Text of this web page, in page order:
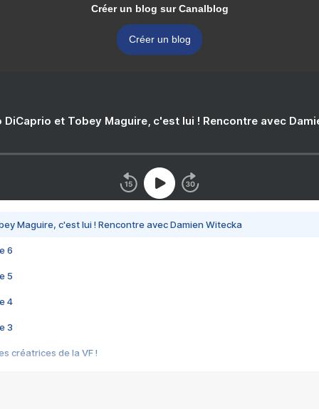
Créer un blog sur Canalblog
Créer un blog
DiCaprio et Tobey Maguire, c'est lui ! Rencontre avec
Maguire, c'est lui ! Rencontre avec Damien Witecka
6
5
4
3
créatrices de la VF !